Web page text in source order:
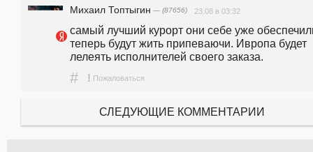
Михаил Топтыгин — (87656) 23.08 в 03:32
самый лучший курорт они себе уже
теперь будут жить припеваючи. Ивропа будет
лелеять исполнителей своего заказа.
# ! Пожаловаться
СЛЕДУЮЩИЕ КОММЕНТАРИИ